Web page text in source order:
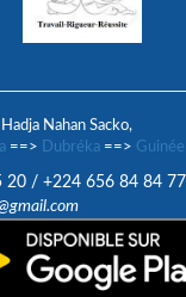
Nahan Sacko,
==> Dubréka ==> Guinée
20 / +224 656 84 84 77